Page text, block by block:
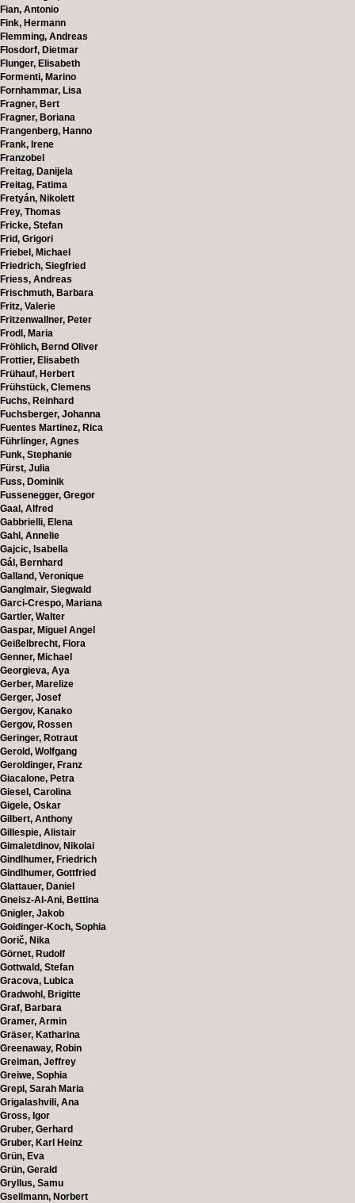
Fian, Antonio
Fink, Hermann
Flemming, Andreas
Flosdorf, Dietmar
Flunger, Elisabeth
Formenti, Marino
Fornhammar, Lisa
Fragner, Bert
Fragner, Boriana
Frangenberg, Hanno
Frank, Irene
Franzobel
Freitag, Danijela
Freitag, Fatima
Fretyán, Nikolett
Frey, Thomas
Fricke, Stefan
Frid, Grigori
Friebel, Michael
Friedrich, Siegfried
Friess, Andreas
Frischmuth, Barbara
Fritz, Valerie
Fritzenwallner, Peter
Frodl, Maria
Fröhlich, Bernd Oliver
Frottier, Elisabeth
Frühauf, Herbert
Frühstück, Clemens
Fuchs, Reinhard
Fuchsberger, Johanna
Fuentes Martinez, Rica
Führlinger, Agnes
Funk, Stephanie
Fürst, Julia
Fuss, Dominik
Fussenegger, Gregor
Gaal, Alfred
Gabbrielli, Elena
Gahl, Annelie
Gajcic, Isabella
Gál, Bernhard
Galland, Veronique
Ganglmair, Siegwald
Garci-Crespo, Mariana
Gartler, Walter
Gaspar, Miguel Angel
Geißelbrecht, Flora
Genner, Michael
Georgieva, Aya
Gerber, Marelize
Gerger, Josef
Gergov, Kanako
Gergov, Rossen
Geringer, Rotraut
Gerold, Wolfgang
Geroldinger, Franz
Giacalone, Petra
Giesel, Carolina
Gigele, Oskar
Gilbert, Anthony
Gillespie, Alistair
Gimaletdinov, Nikolai
Gindlhumer, Friedrich
Gindlhumer, Gottfried
Glattauer, Daniel
Gneisz-Al-Ani, Bettina
Gnigler, Jakob
Goidinger-Koch, Sophia
Gorič, Nika
Görnet, Rudolf
Gottwald, Stefan
Gracova, Lubica
Gradwohl, Brigitte
Graf, Barbara
Gramer, Armin
Gräser, Katharina
Greenaway, Robin
Greiman, Jeffrey
Greiwe, Sophia
Grepl, Sarah Maria
Grigalashvili, Ana
Gross, Igor
Gruber, Gerhard
Gruber, Karl Heinz
Grün, Eva
Grün, Gerald
Gryllus, Samu
Gsellmann, Norbert